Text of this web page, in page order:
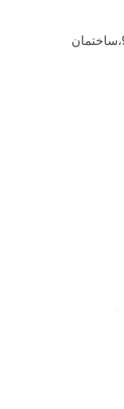
گیلان ، لاهیجان ، شیشه گران،بهشتی9،ساختمان